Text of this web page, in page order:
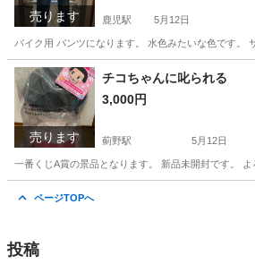
売ります 鹿児駅 5月12日
バイク用 パンツになります。 水色みたいな色です。
高知 高知市 鹿児駅 パンツ 水色
売ります
チコちゃんに叱られる
3,000円
薊野駅 5月12日
一番くじA賞の景品となります。 新品未開封です。
ページTOPへ
投稿